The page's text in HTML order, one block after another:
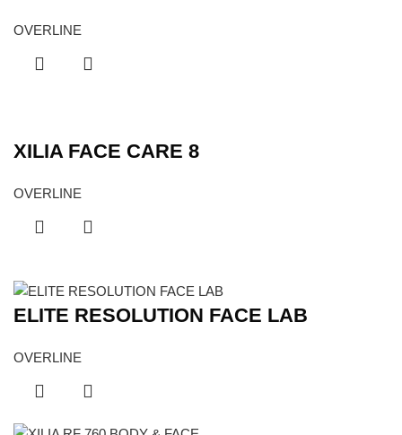
OVERLINE
XILIA FACE CARE 8
OVERLINE
ELITE RESOLUTION FACE LAB
OVERLINE